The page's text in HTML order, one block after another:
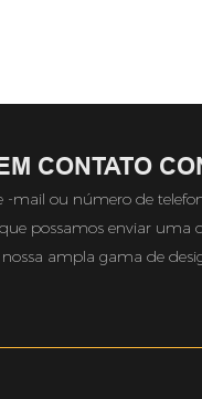
CONTATO
-mail ou número de
possamos enviar uma
ampla gama de